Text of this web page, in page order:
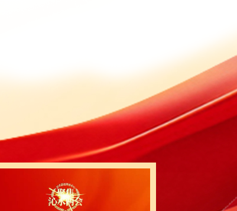
经济指标增速均高于全省平均
月份，194个建设项目、23个
比拼中获激励奖3次、贡献奖1
治理，实施项目9个，为全省
万平方米。3处地表水国省市
居全省前列。经济、生态“双
强县（市）”。
优农业蓬勃发展。肉羊深加工